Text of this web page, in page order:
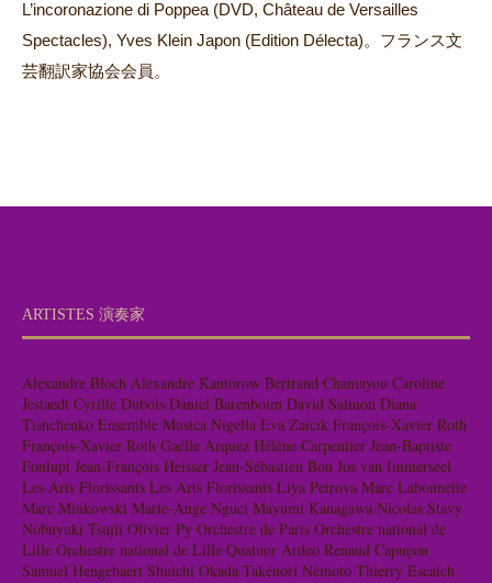
L’incoronazione di Poppea (DVD, Château de Versailles
Spectacles), Yves Klein Japon (Edition Délecta)。フランス文
芸翻訳家協会会員。
ARTISTES 演奏家
Alexandre Bloch Alexandre Kantorow Bertrand Chamayou Caroline
Jestaedt Cyrille Dubois Daniel Barenboim David Salmon Diana
Tishchenko Ensemble Musica Nigella Eva Zaïcik François-Xavier Roth
François-Xavier Roth Gaëlle Arquez Hélène Carpentier Jean-Baptiste
Fonlupt Jean-François Heisser Jean-Sébastien Bou Jos van Immerseel
Les Arts Florissants Les Arts Florissants Liya Petrova Marc Labonnette
Marc Minkowski Marie-Ange Nguci Mayumi Kanagawa Nicolas Stavy
Nobuyuki Tsujii Olivier Py Orchestre de Paris Orchestre national de
Lille Orchestre national de Lille Quatuor Ardeo Renaud Capuçon
Samuel Hengebaert Shuichi Okada Takénori Némoto Thierry Escaich